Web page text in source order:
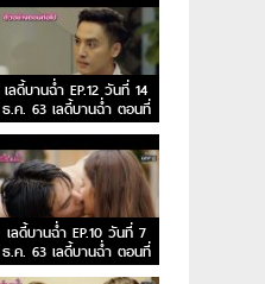
เลดี้บานฉ่ำ EP.12 วันที่ 14
ธ.ค. 63 เลดี้บานฉ่ำ ตอนที่
12
เลดี้บานฉ่ำ EP.10 วันที่ 7
ธ.ค. 63 เลดี้บานฉ่ำ ตอนที่
10